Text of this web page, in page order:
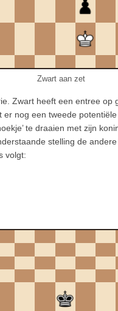
Zwart aan zet
Zwart heeft een entree
nog een tweede
te draaien met zijn
stelling de
volgt: